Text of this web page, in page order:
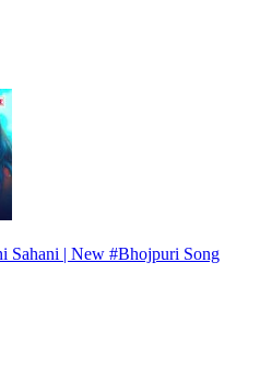
Sahani | New #Bhojpuri Song